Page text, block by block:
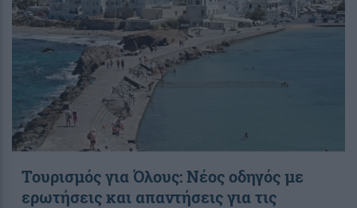
Toυρισμός για Όλους: Νέος οδηγός με
ερωτήσεις και απαντήσεις για τις